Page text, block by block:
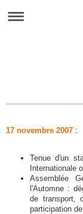
17 novembre 2007 :
Tenue d'un
Internationale
Assemblée
l'Automne :
de transport,
participation